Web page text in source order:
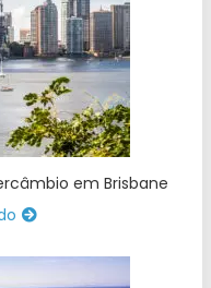
em Brisbane